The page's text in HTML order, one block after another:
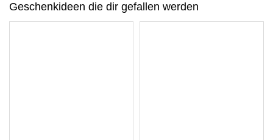
Geschenkideen die dir gefallen werden